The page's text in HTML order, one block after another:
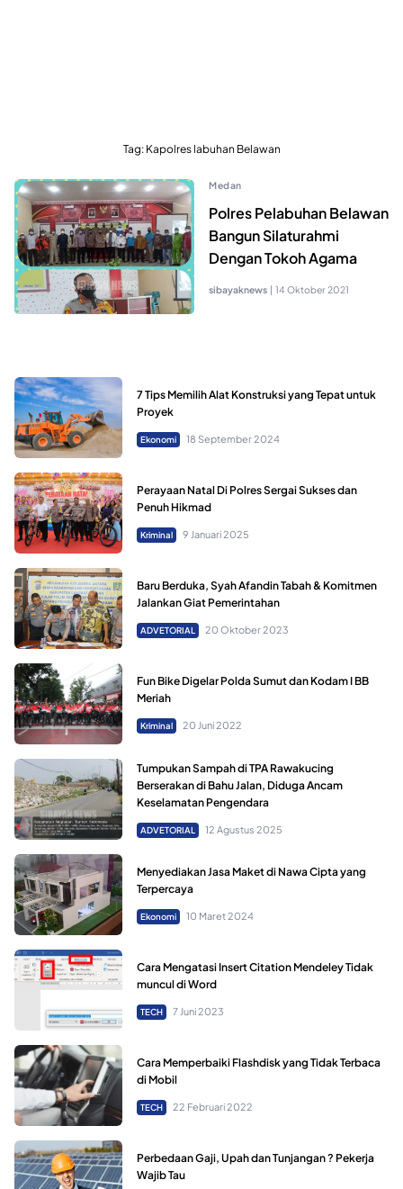
Tag: Kapolres labuhan Belawan
Medan
Polres Pelabuhan Belawan
Bangun Silaturahmi
Dengan Tokoh Agama
sibayaknews | 14 Oktober 2021
7 Tips Memilih Alat Konstruksi yang Tepat untuk
Proyek
Ekonomi 18 September 2024
Perayaan Natal Di Polres Sergai Sukses dan
Penuh Hikmad
Kriminal 9 Januari 2025
Baru Berduka, Syah Afandin Tabah & Komitmen
Jalankan Giat Pemerintahan
ADVETORIAL 20 Oktober 2023
Fun Bike Digelar Polda Sumut dan Kodam I BB
Meriah
Kriminal 20 Juni 2022
Tumpukan Sampah di TPA Rawakucing
Berserakan di Bahu Jalan, Diduga Ancam
Keselamatan Pengendara
ADVETORIAL 12 Agustus 2025
Menyediakan Jasa Maket di Nawa Cipta yang
Terpercaya
Ekonomi 10 Maret 2024
Cara Mengatasi Insert Citation Mendeley Tidak
muncul di Word
TECH 7 Juni 2023
Cara Memperbaiki Flashdisk yang Tidak Terbaca
di Mobil
TECH 22 Februari 2022
Perbedaan Gaji, Upah dan Tunjangan ? Pekerja
Wajib Tau